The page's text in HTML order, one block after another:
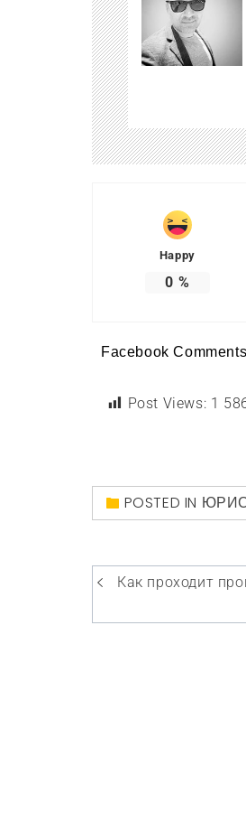
Happy
0 %
Facebook Comments
Post Views: 1
POSTED IN
Навигация
Как проходит